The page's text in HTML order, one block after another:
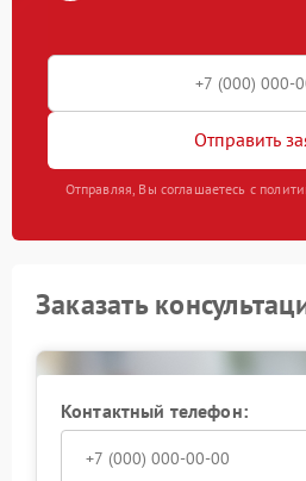
Отправить
Отправляя, Вы соглашаетесь с
Заказать
Контактный телефон: